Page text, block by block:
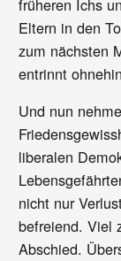
früheren Ichs
Eltern in den
zum nächsten
entrinnt
Und nun
liberalen
nicht nur
befreiend. Viel
Abschied.